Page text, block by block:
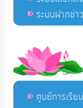
ระบบฝากข่
ศูนย์การเรีย